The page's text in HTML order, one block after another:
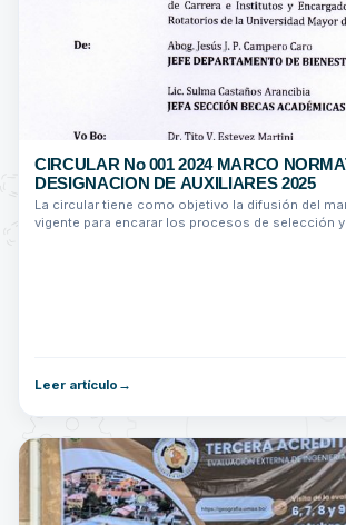
CIRCULAR No 001 2024 MARCO
DESIGNACION DE AUXILIARES 2025
La circular tiene como objetivo la difusión del
vigente para encarar los procesos de selección
Leer artículo